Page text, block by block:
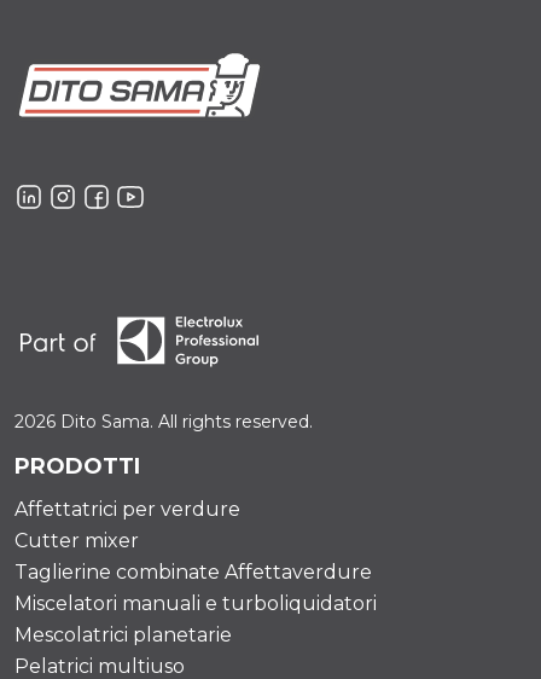
2026 Dito Sama. All rights reserved.
PRODOTTI
Affettatrici per verdure
Cutter mixer
Taglierine combinate Affettaverdure
Miscelatori manuali e turboliquidatori
Mescolatrici planetarie
Pelatrici multiuso